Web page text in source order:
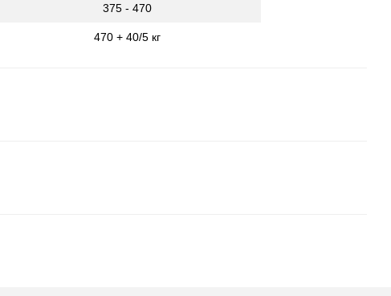
375 - 470
470 + 40/5 кг